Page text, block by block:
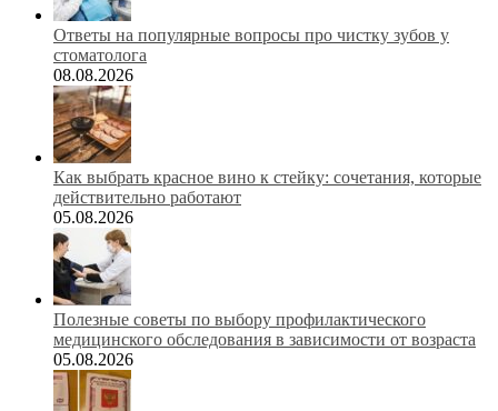
Ответы на популярные вопросы про чистку зубов у
стоматолога
08.08.2026
Как выбрать красное вино к стейку: сочетания, которые
действительно работают
05.08.2026
Полезные советы по выбору профилактического
медицинского обследования в зависимости от возраста
05.08.2026